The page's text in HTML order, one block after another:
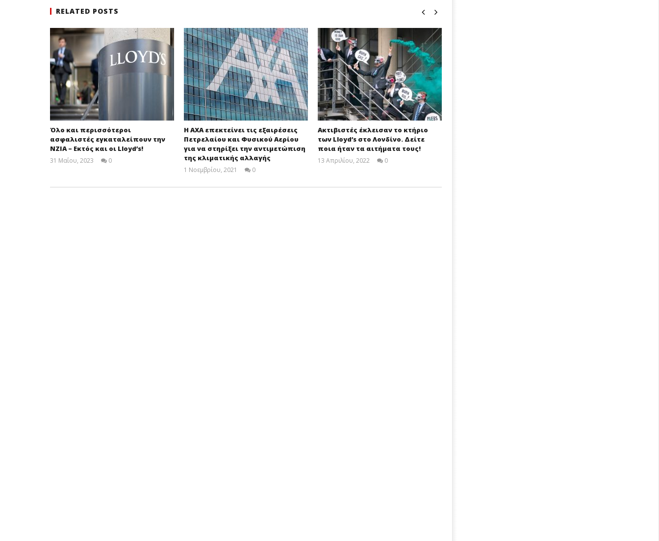
RELATED POSTS
Όλο και περισσότεροι
ασφαλιστές εγκαταλείπουν την
NZIA – Εκτός και οι Lloyd’s!
31 Μαΐου, 2023
0
Η AXA επεκτείνει τις εξαιρέσεις
Πετρελαίου και Φυσικού Αερίου
για να στηρίξει την αντιμετώπιση
της κλιματικής αλλαγής
1 Νοεμβρίου, 2021
Insurance
0
Ακτιβιστές έκλεισαν το κτήριο
των Lloyd’s στο Λονδίνο. Δείτε
ποια ήταν τα αιτήματα τους!
13 Απριλίου, 2022
0